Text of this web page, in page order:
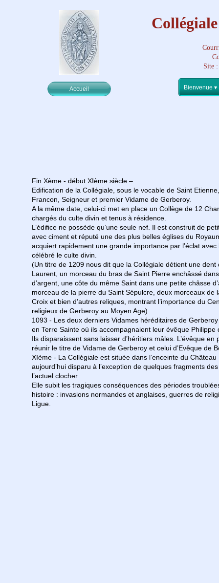
Site
Accueil Bienvenue ▾
Fin Xème - début XIème siècle –
Edification de la Collégiale, sous le vocable de Saint
Francon, Seigneur et premier Vidame de Gerberoy.
A la même date, celui-ci met en place un Collège de 12
chargés du culte divin et tenus à résidence.
L’édifice ne possède qu’une seule nef. Il est construit de
avec ciment et réputé une des plus belles églises du
acquiert rapidement une grande importance par l’éclat avec
célébré le culte divin.
(Un titre de 1209 nous dit que la Collégiale détient une dent
Laurent, un morceau du bras de Saint Pierre enchâssé
d’argent, une côte du même Saint dans une petite châsse
morceau de la pierre du Saint Sépulcre, deux morceaux de
Croix et bien d’autres reliques, montrant l’importance du
religieux de Gerberoy au Moyen Age).
1093 - Les deux derniers Vidames héréditaires de
en Terre Sainte où ils accompagnaient leur évêque Philippe
Ils disparaissent sans laisser d’héritiers mâles. L’évêque en
réunir le titre de Vidame de Gerberoy et celui d’Evêque de
XIème - La Collégiale est située dans l’enceinte du Château
aujourd’hui disparu à l’exception de quelques fragments
l’actuel clocher.
Elle subit les tragiques conséquences des périodes
histoire : invasions normandes et anglaises, guerres de
Ligue.